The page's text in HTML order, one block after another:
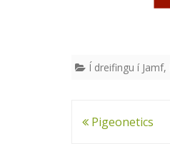
Í dreifingu í Jamf,
Leiðarkerfi
Pigeonetics